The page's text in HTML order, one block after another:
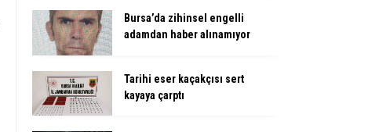
Bursa’da zihinsel engelli
adamdan haber alınamıyor
Tarihi eser kaçakçısı sert
kayaya çarptı